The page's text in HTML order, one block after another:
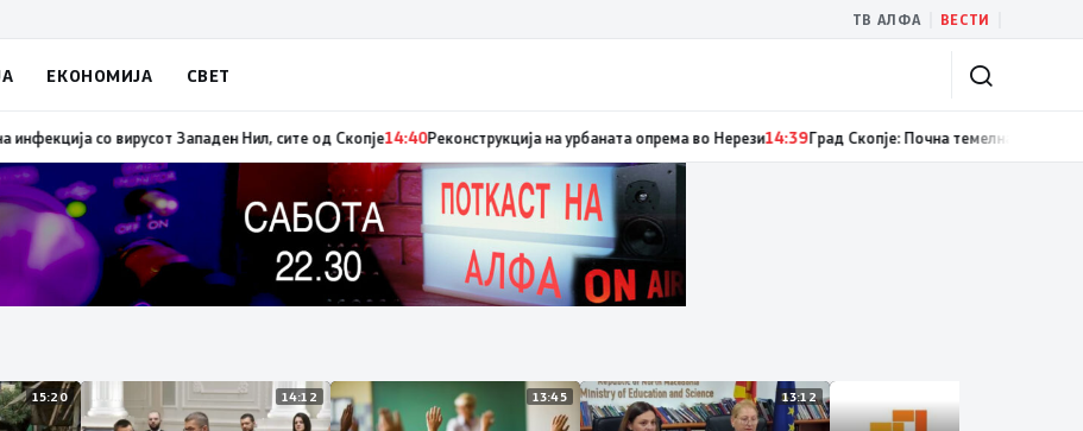
ТВ АЛФА ВЕСТИ
ЕКОНОМИЈА СВЕТ
авион ќе биде транспортирано во Македонија14:41МЗ: Нови седум случаи на инфекција со вирусот Западен Нил, сите од Скопје14:40
15:20 14:12 13:45 13:12